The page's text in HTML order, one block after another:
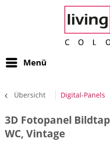
Menü
Übersicht Digital-Panels
3D Fotopanel
WC, Vintage